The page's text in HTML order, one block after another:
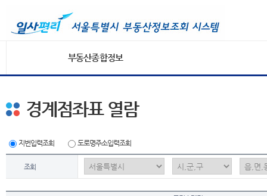
부동산종합정보
경계점좌표 열람
지번입력조회 도로명주소입력조회
조회